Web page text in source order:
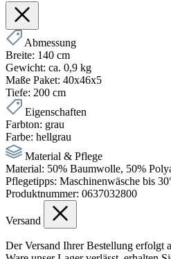
Abmessung
Breite: 140 cm
Gewicht: ca. 0,9 kg
Maße Paket: 40x46x5
Tiefe: 200 cm
Eigenschaften
Farbton: grau
Farbe: hellgrau
Material & Pflege
Material: 50% Baumwolle, 50%
Pflegetipps: Maschinenwäsche bis
Produktnummer: 0637032800
Versand
Der Versand Ihrer Bestellung erfolgt